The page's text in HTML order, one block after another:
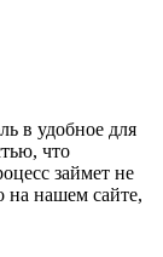
в удобное для
что
займет не
на нашем сайте,